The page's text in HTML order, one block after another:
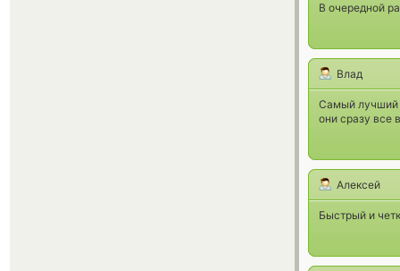
В очередной
Влад
Самый лучший
они сразу все
Алексей
Быстрый и